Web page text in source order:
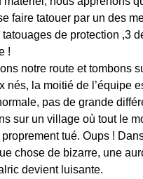
faire tatouer par un des
de protection ,3
!
notre route et tombons
nés, la moitié de l’équipe
pas de grande
sur un village où tout le
tué. Oups !
chose de bizarre, une
devient luisante.